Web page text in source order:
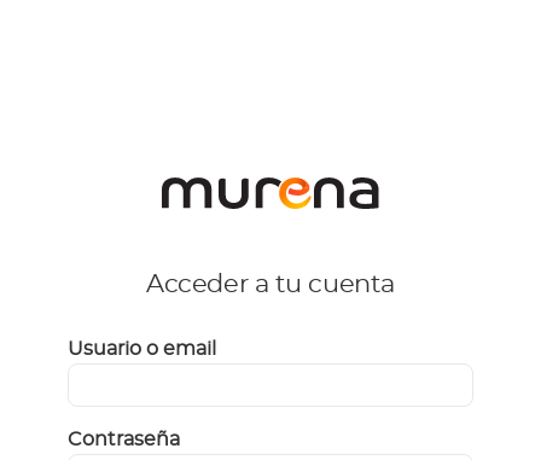
Acceder a tu cuenta
Usuario o email
Contraseña